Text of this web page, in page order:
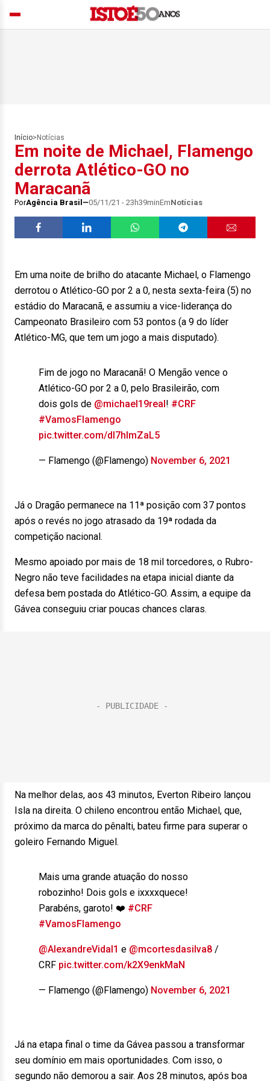
Início> Notícias
Em noite de Michael, Flamengo
derrota Atlético-GO no
Maracanã
PorAgência Brasil 05/11/21 - 23h39minEmNotícias
Em uma noite de brilho do atacante Michael, o Flamengo
derrotou o Atlético-GO por 2 a 0, nesta sexta-feira (5) no
estádio do Maracanã, e assumiu a vice-liderança do
Campeonato Brasileiro com 53 pontos (a 9 do líder
Atlético-MG, que tem um jogo a mais disputado).
Fim de jogo no Maracanã! O Mengão vence o
Atlético-GO por 2 a 0, pelo Brasileirão, com
dois gols de @michael19real! #CRF
#VamosFlamengo
pic.twitter.com/dI7hImZaL5
— Flamengo (@Flamengo) November 6, 2021
Já o Dragão permanece na 11ª posição com 37 pontos
após o revés no jogo atrasado da 19ª rodada da
competição nacional.
Mesmo apoiado por mais de 18 mil torcedores, o Rubro-
Negro não teve facilidades na etapa inicial diante da
defesa bem postada do Atlético-GO. Assim, a equipe da
Gávea conseguiu criar poucas chances claras.
Na melhor delas, aos 43 minutos, Everton Ribeiro lançou
Isla na direita. O chileno encontrou então Michael, que,
próximo da marca do pênalti, bateu firme para superar o
goleiro Fernando Miguel.
Mais uma grande atuação do nosso
robozinho! Dois gols e ixxxxquece!
Parabéns, garoto! ❤️ #CRF
#VamosFlamengo
@AlexandreVidal1 e @mcortesdasilva8 /
CRF pic.twitter.com/k2X9enkMaN
— Flamengo (@Flamengo) November 6, 2021
Já na etapa final o time da Gávea passou a transformar
seu domínio em mais oportunidades. Com isso, o
segundo não demorou a sair. Aos 28 minutos, após boa